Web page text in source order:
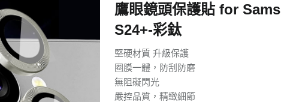
鷹眼鏡頭保護貼 for
S24+-彩鈦
堅硬材質 升級保護
圈膜一體，防刮防磨
無阻礙閃光
嚴控品質，精緻細節